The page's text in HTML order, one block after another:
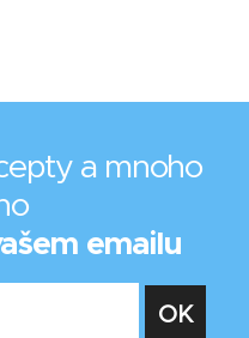
a mnoho
emailu